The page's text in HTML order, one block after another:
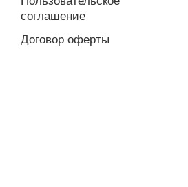
соглашение
Договор оферты